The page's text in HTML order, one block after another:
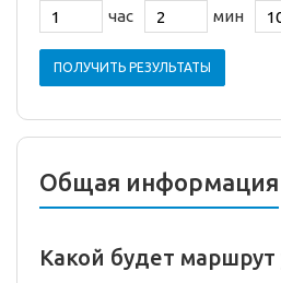
час мин
ПОЛУЧИТЬ РЕЗУЛЬТАТЫ
Общая информация
Какой будет маршрут